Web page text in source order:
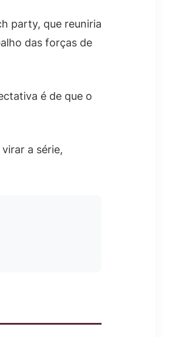
party, que reuniria
das forças de
é de que o
a série,